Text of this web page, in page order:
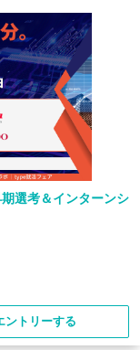
選考＆インターンシ
ントリーする